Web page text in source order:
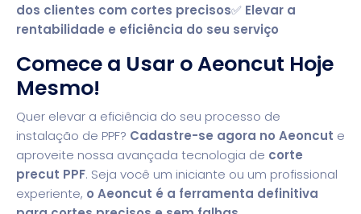
dos clientes com cortes precisos✅ Elevar a
rentabilidade e eficiência do seu serviço
Comece a Usar o Aeoncut Hoje
Mesmo!
Quer elevar a eficiência do seu processo de
instalação de PPF? Cadastre-se agora no Aeoncut e
aproveite nossa avançada tecnologia de corte
precut PPF. Seja você um iniciante ou um profissional
experiente, o Aeoncut é a ferramenta definitiva